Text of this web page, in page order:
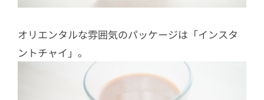
オリエンタルな雰囲気のパッケージは「インスタ
ントチャイ」。